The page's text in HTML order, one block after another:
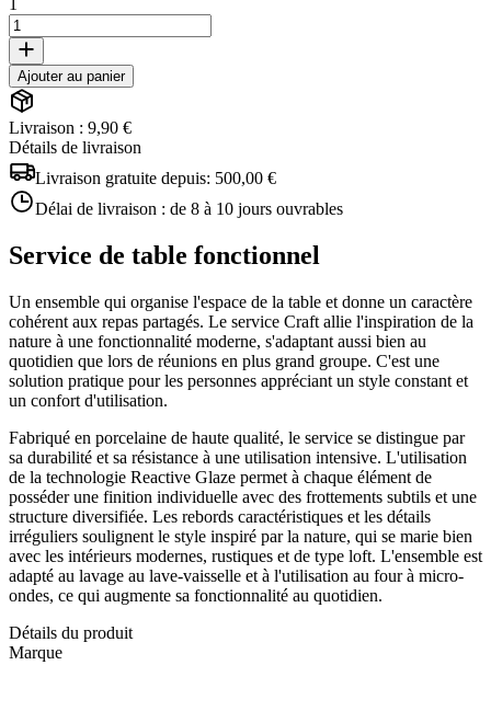
Ajouter au panier
Livraison : 9,90 €
Détails de livraison
Livraison gratuite depuis: 500,00 €
Délai de livraison : de 8 à 10 jours ouvrables
Service de table fonctionnel
Un ensemble qui organise l'espace de la table et donne un caractère
cohérent aux repas partagés. Le service Craft allie l'inspiration de la
nature à une fonctionnalité moderne, s'adaptant aussi bien au
quotidien que lors de réunions en plus grand groupe. C'est une
solution pratique pour les personnes appréciant un style constant et
un confort d'utilisation.
Fabriqué en porcelaine de haute qualité, le service se distingue par
sa durabilité et sa résistance à une utilisation intensive. L'utilisation
de la technologie Reactive Glaze permet à chaque élément de
posséder une finition individuelle avec des frottements subtils et une
structure diversifiée. Les rebords caractéristiques et les détails
irréguliers soulignent le style inspiré par la nature, qui se marie bien
avec les intérieurs modernes, rustiques et de type loft. L'ensemble est
adapté au lavage au lave-vaisselle et à l'utilisation au four à micro-
ondes, ce qui augmente sa fonctionnalité au quotidien.
Détails du produit
Marque